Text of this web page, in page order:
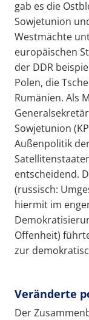
gab es die
Sowjetunion
Westmächte
europäischen
der DDR
Polen, die
Rumänien. Als
Sowjetunion
Außenpolitik
entscheidend.
(russisch:
hiermit im
Offenheit)
zur
Veränderte
Der